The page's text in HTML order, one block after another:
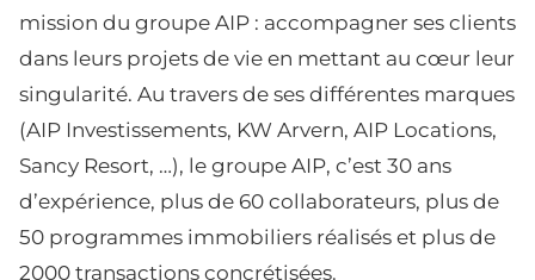
mission du groupe AIP : accompagner ses clients
dans leurs projets de vie en mettant au cœur leur
singularité. Au travers de ses différentes marques
(AIP Investissements, KW Arvern, AIP Locations,
Sancy Resort, …), le groupe AIP, c’est 30 ans
d’expérience, plus de 60 collaborateurs, plus de
50 programmes immobiliers réalisés et plus de
2000 transactions concrétisées.